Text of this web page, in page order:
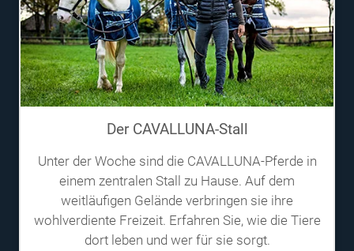
Der CAVALLUNA-Stall
Unter der Woche sind die CAVALLUNA-Pferde in
einem zentralen Stall zu Hause. Auf dem
weitläufigen Gelände verbringen sie ihre
wohlverdiente Freizeit. Erfahren Sie, wie die Tiere
dort leben und wer für sie sorgt.